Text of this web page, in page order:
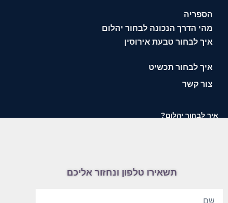
הספריה
מהי הדרך הנכונה לבחור יהלום
איך לבחור טבעת אירוסין
איך לבחור תכשיט
צור קשר
איך לבחור יהלום?
תשאירו טלפון ונחזור אליכם